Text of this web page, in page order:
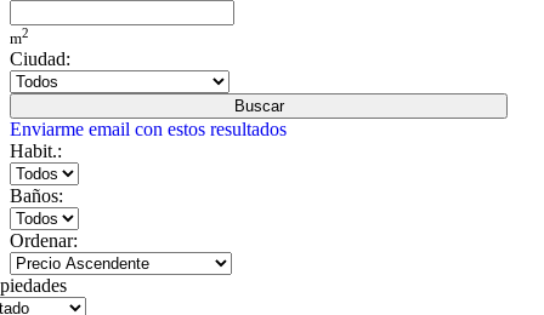
m2
Ciudad:
Buscar
Enviarme email con estos resultados
Habit.:
Baños:
Ordenar: